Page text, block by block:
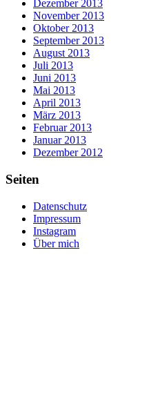
Dezember 2013
November 2013
Oktober 2013
September 2013
August 2013
Juli 2013
Juni 2013
Mai 2013
April 2013
März 2013
Februar 2013
Januar 2013
Dezember 2012
Seiten
Datenschutz
Impressum
Instagram
Über mich